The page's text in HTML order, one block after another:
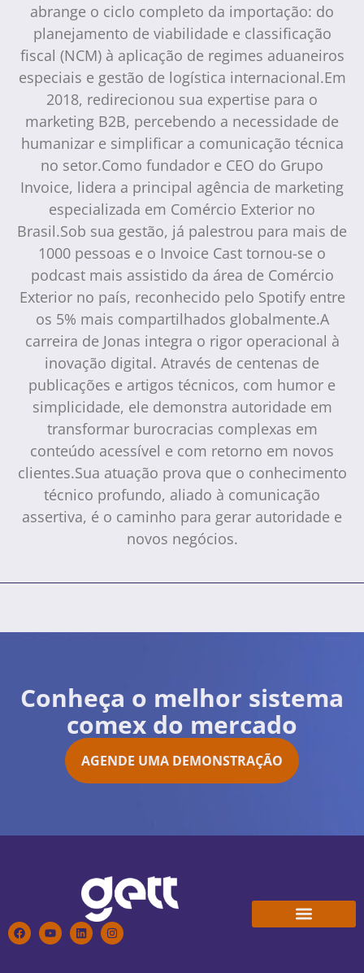
abrange o ciclo completo da importação: do
planejamento de viabilidade e classificação
fiscal (NCM) à aplicação de regimes aduaneiros
especiais e gestão de logística internacional.Em
2018, redirecionou sua expertise para o
marketing B2B, percebendo a necessidade de
humanizar e simplificar a comunicação técnica
no setor.Como fundador e CEO do Grupo
Invoice, lidera a principal agência de marketing
especializada em Comércio Exterior no
Brasil.Sob sua gestão, já palestrou para mais de
1000 pessoas e o Invoice Cast tornou-se o
podcast mais assistido da área de Comércio
Exterior no país, reconhecido pelo Spotify entre
os 5% mais compartilhados globalmente.A
carreira de Jonas integra o rigor operacional à
inovação digital. Através de centenas de
publicações e artigos técnicos, com humor e
simplicidade, ele demonstra autoridade em
transformar burocracias complexas em
conteúdo acessível e com retorno em novos
clientes.Sua atuação prova que o conhecimento
técnico profundo, aliado à comunicação
assertiva, é o caminho para gerar autoridade e
novos negócios.
Conheça o melhor sistema
comex do mercado
AGENDE UMA DEMONSTRAÇÃO